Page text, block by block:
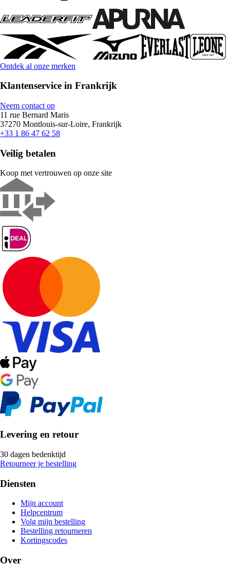
Ontdek al onze merken
Klantenservice in Frankrijk
Neem contact op
11 rue Bernard Maris
37270 Montlouis-sur-Loire, Frankrijk
+33 1 86 47 62 58
Veilig betalen
Koop met vertrouwen op onze site
Levering en retour
30 dagen bedenktijd
Retourneer je bestelling
Diensten
Mijn account
Helpcentrum
Volg mijn bestelling
Bestelling retourneren
Kortingscodes
Over